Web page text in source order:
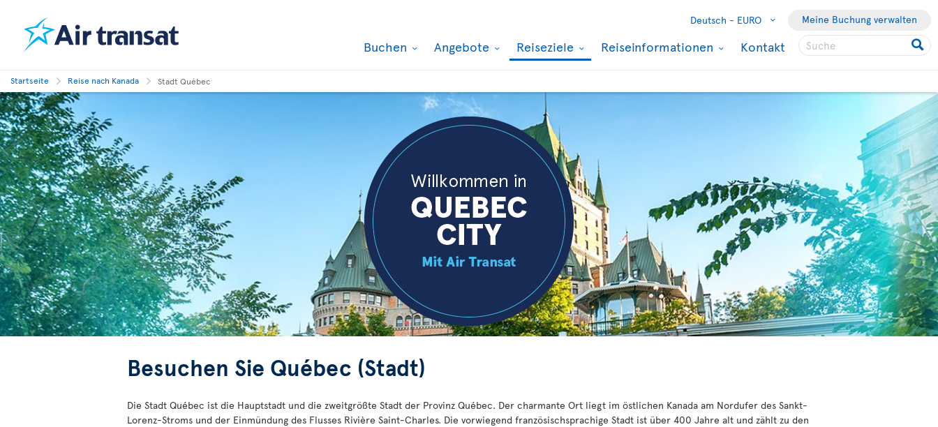
Deutsch - EURO Meine Buchung verwalten
Buchen Angebote Reiseziele Reiseinformationen Kontakt
Startseite Reise nach Kanada Stadt Québec
Besuchen Sie Québec (Stadt)
Die Stadt Québec ist die Hauptstadt und die zweitgrößte Stadt der Provinz Québec. Der charmante Ort liegt im östlichen Kanada am Nordufer des Sankt-
Lorenz-Stroms und der Einmündung des Flusses Rivière Saint-Charles. Die vorwiegend französischsprachige Stadt ist über 400 Jahre alt und zählt zu den